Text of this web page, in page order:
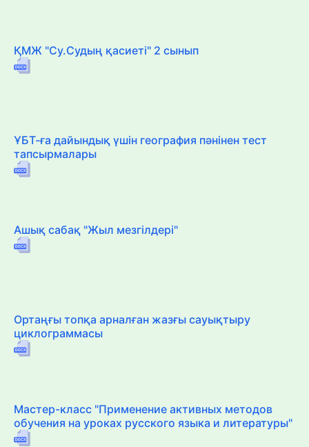
ҚМЖ "Су.Судың қасиеті" 2 сынып
ҰБТ-ға дайындық үшін география пәнінен тест
тапсырмалары
Ашық сабақ "Жыл мезгілдері"
Ортаңғы топқа арналған жазғы сауықтыру
циклограммасы
Мастер-класс "Применение активных методов
обучения на уроках русского языка и литературы"